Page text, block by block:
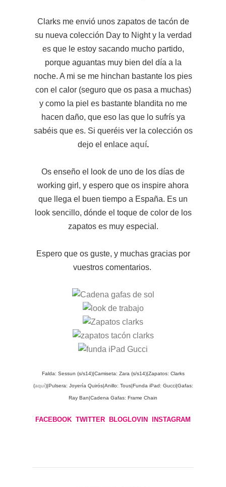
Clarks me envió unos zapatos de tacón de
su nueva colección Day to Night y la verdad
es que le estoy sacando mucho partido,
porque aguantas muy bien del día a la
noche. A mi se me hinchan bastante los pies
con el calor (seguro que os pasa a muchas)
y como la piel es bastante blandita no me
hacen daño, que eso las que lo sufrís ya
sabéis que es. Si queréis ver la colección os
dejo el enlace aquí.
Os enseño el look de uno de los días de
working girl, y espero que os inspire ahora
que llega el buen tiempo a España. Es un
look sencillo, dónde el toque de color de los
zapatos es muy especial.
Espero que os guste, y muchas gracias por
vuestros comentarios.
Falda: Sessun (s/s14)|Camiseta: Zara (s/s14)|Zapatos: Clarks
(aquí)|Pulsera: Joyería Quirós|Anillo: Tous|Funda iPad: Gucci|Gafas:
Ray Ban|Cadena Gafas: Frame Chain
FACEBOOK TWITTER BLOGLOVIN INSTAGRAM